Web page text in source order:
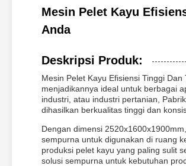
Mesin Pelet Kayu
Anda
Deskripsi Produk:
Mesin Pelet Kayu Efisiensi Tinggi
menjadikannya ideal untuk berbagai
industri, atau industri pertanian,
dihasilkan berkualitas tinggi dan
Dengan dimensi
sempurna untuk digunakan di ruang
produksi pelet kayu yang paling sulit
solusi sempurna untuk kebutuhan